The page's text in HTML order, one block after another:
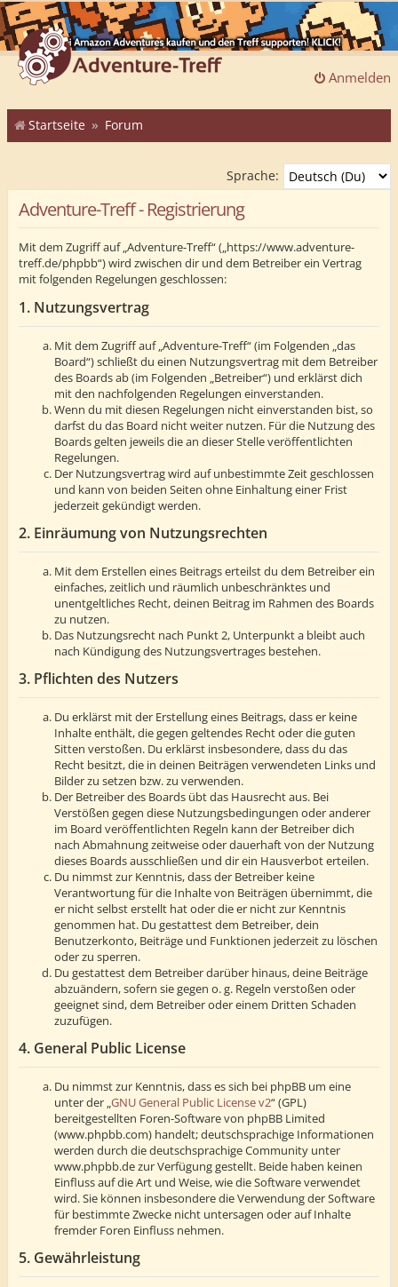
Anmelden
Startseite Forum
Sprache:
Adventure-Treff - Registrierung
Mit dem Zugriff auf „Adventure-Treff“ („https://www.adventure-
treff.de/phpbb“) wird zwischen dir und dem Betreiber ein Vertrag
mit folgenden Regelungen geschlossen:
1. Nutzungsvertrag
Mit dem Zugriff auf „Adventure-Treff“ (im Folgenden „das
Board“) schließt du einen Nutzungsvertrag mit dem Betreiber
des Boards ab (im Folgenden „Betreiber“) und erklärst dich
mit den nachfolgenden Regelungen einverstanden.
Wenn du mit diesen Regelungen nicht einverstanden bist, so
darfst du das Board nicht weiter nutzen. Für die Nutzung des
Boards gelten jeweils die an dieser Stelle veröffentlichten
Regelungen.
Der Nutzungsvertrag wird auf unbestimmte Zeit geschlossen
und kann von beiden Seiten ohne Einhaltung einer Frist
jederzeit gekündigt werden.
2. Einräumung von Nutzungsrechten
Mit dem Erstellen eines Beitrags erteilst du dem Betreiber ein
einfaches, zeitlich und räumlich unbeschränktes und
unentgeltliches Recht, deinen Beitrag im Rahmen des Boards
zu nutzen.
Das Nutzungsrecht nach Punkt 2, Unterpunkt a bleibt auch
nach Kündigung des Nutzungsvertrages bestehen.
3. Pflichten des Nutzers
Du erklärst mit der Erstellung eines Beitrags, dass er keine
Inhalte enthält, die gegen geltendes Recht oder die guten
Sitten verstoßen. Du erklärst insbesondere, dass du das
Recht besitzt, die in deinen Beiträgen verwendeten Links und
Bilder zu setzen bzw. zu verwenden.
Der Betreiber des Boards übt das Hausrecht aus. Bei
Verstößen gegen diese Nutzungsbedingungen oder anderer
im Board veröffentlichten Regeln kann der Betreiber dich
nach Abmahnung zeitweise oder dauerhaft von der Nutzung
dieses Boards ausschließen und dir ein Hausverbot erteilen.
Du nimmst zur Kenntnis, dass der Betreiber keine
Verantwortung für die Inhalte von Beiträgen übernimmt, die
er nicht selbst erstellt hat oder die er nicht zur Kenntnis
genommen hat. Du gestattest dem Betreiber, dein
Benutzerkonto, Beiträge und Funktionen jederzeit zu löschen
oder zu sperren.
Du gestattest dem Betreiber darüber hinaus, deine Beiträge
abzuändern, sofern sie gegen o. g. Regeln verstoßen oder
geeignet sind, dem Betreiber oder einem Dritten Schaden
zuzufügen.
4. General Public License
Du nimmst zur Kenntnis, dass es sich bei phpBB um eine
unter der „GNU General Public License v2“ (GPL)
bereitgestellten Foren-Software von phpBB Limited
(www.phpbb.com) handelt; deutschsprachige Informationen
werden durch die deutschsprachige Community unter
www.phpbb.de zur Verfügung gestellt. Beide haben keinen
Einfluss auf die Art und Weise, wie die Software verwendet
wird. Sie können insbesondere die Verwendung der Software
für bestimmte Zwecke nicht untersagen oder auf Inhalte
fremder Foren Einfluss nehmen.
5. Gewährleistung